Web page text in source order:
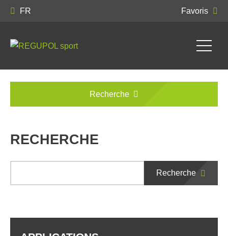
FR Favoris
Recherche
RECHERCHE
Recherche